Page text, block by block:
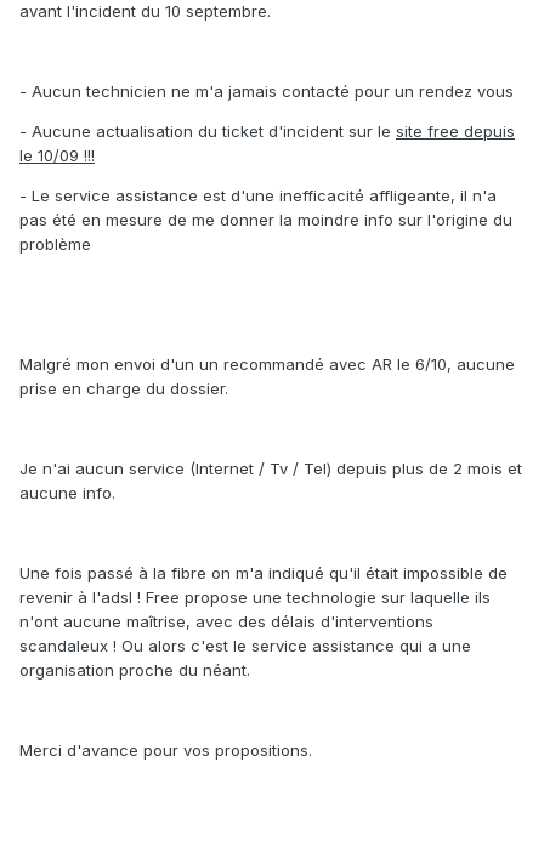
avant l'incident du 10 septembre.
- Aucun technicien ne m'a jamais contacté pour un rendez vous
- Aucune actualisation du ticket d'incident sur le site free depuis
le 10/09 !!!
- Le service assistance est d'une inefficacité affligeante, il n'a
pas été en mesure de me donner la moindre info sur l'origine du
problème
Malgré mon envoi d'un un recommandé avec AR le 6/10, aucune
prise en charge du dossier.
Je n'ai aucun service (Internet / Tv / Tel) depuis plus de 2 mois et
aucune info.
Une fois passé à la fibre on m'a indiqué qu'il était impossible de
revenir à l'adsl ! Free propose une technologie sur laquelle ils
n'ont aucune maîtrise, avec des délais d'interventions
scandaleux ! Ou alors c'est le service assistance qui a une
organisation proche du néant.
Merci d'avance pour vos propositions.